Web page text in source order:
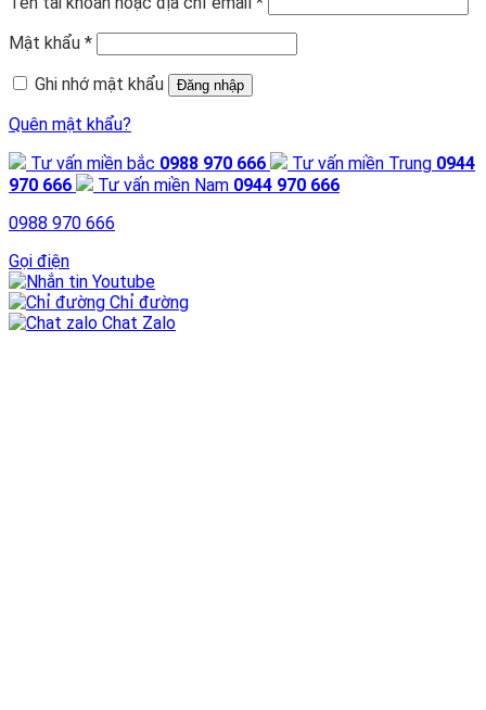
Mật khẩu *
Ghi nhớ mật khẩu
Đăng nhập
Quên mật khẩu?
Tư vấn miền bắc 0988 970 666 Tư vấn miền Trung 0944
970 666
Tư vấn miền Nam 0944 970 666
0988 970 666
Gọi điện
Youtube
Chỉ đường
Chat Zalo